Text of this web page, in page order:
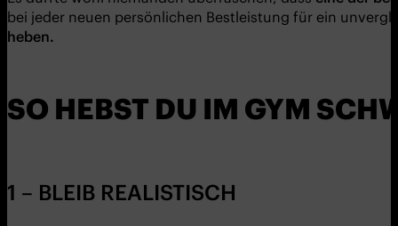
bei jeder neuen persönlichen Bestleistung für ein
heben.
SO HEBST DU IM GYM
1 – BLEIB REALISTISCH